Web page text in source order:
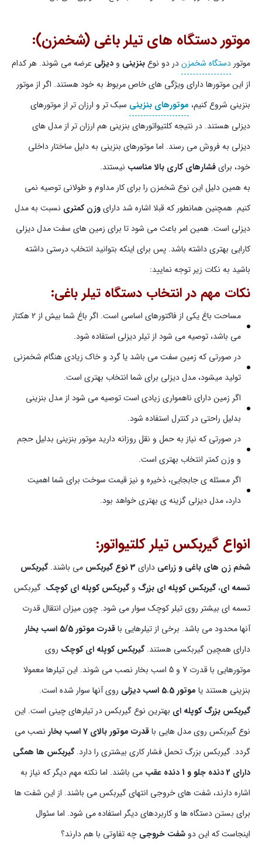
موتور دستگاه های تیلر باغی (شخمزن):
موتور دستگاه شخمزندر دو نوعبنزینی و دیزلی عرضه می شوند. هر کدام
از این موتورها دارای ویژگی های خاص مربوط به خود هستند. اگر از موتور
بنزینی شروع کنیم، موتورهای بنزینی سبک تر و ارزان تر از موتورهای
دیزلی هستند. در نتیجه کلتیواتورهای بنزینی هم ارزان تر از مدل های
دیزلی به فروش می رسند. اما موتورهای بنزینی به دلیل ساختار داخلی
خود، برایفشارهای کاری بالا مناسب نیستند.
به همین دلیل این نوع شخمزن را برای کار مداوم و طولانی توصیه نمی
کنیم. همچنین همانطور که قبلا اشاره شد دارایوزن کمتری نسبت به مدل
دیزلی است. همین امر باعث می شود تا برای زمین های سفت مدل دیزلی
کارایی بهتری داشته باشد. پس برای اینکه بتوانید انتخاب درستی داشته
باشید به نکات زیر توجه نمایید:
نکات مهم در انتخاب دستگاه تیلر باغی:
مساحت باغ یکی از فاکتورهای اساسی است. اگر باغ شما بیش از 2 هکتار
می باشد، توصیه می شود از تیلر دیزلی استفاده شود.
در صورتی که زمین سفت می باشد یا گرد و خاک زیادی هنگام شخمزنی
تولید میشود، مدل دیزلی برای شما انتخاب بهتری است.
اگر زمین دارای ناهمواری زیادی است توصیه می شود از مدل بنزینی
بدلیل راحتی در کنترل استفاده شود.
در صورتی که نیاز به حمل و نقل روزانه دارید موتور بنزینی بدلیل حجم
و وزن کمتر انتخاب بهتری است.
اگر مسئله ی جابجایی، ذخیره و نیز قیمت سوخت برای شما اهمیت
دارد، مدل دیزلی گزینه ی بهتری خواهد بود.
انواع گیربکس تیلر کلتیواتور:
شخم زن های باغی و زراعی دارای می باشند.گیربکس
تسمه ای،گیربکس کوپله ای بزرگ وگیربکس کوپله ای کوچک. گیربکس
تسمه ای بیشتر روی تیلر کوچک سوار می شود. چون میزان انتقال قدرت
آنها محدود می باشد. برخی از تیلرهایی باقدرت موتور 5/5 اسب بخار
دارای همچین گیربکسی هستند.گیربکس کوپله ای کوچک روی
موتورهایی با قدرت 7 و 5 اسب بخار نصب می شوند. این تیلرها معمولا
بنزینی هستند یا موتور 5.5 اسب دیزلی
روی آنها سوار شده است.
گیربکس بزرگ کوپله ای بهترین نوع گیربکس در تیلرهای چینی است. این
نوع گیربکس روی مدل هایی باقدرت موتور بالای 7 اسب بخار
نصب می
گردد. گیربکس بزرگ تحمل فشار کاری بیشتری را دارد.گیربکس ها همگی
دارای 2 دنده جلو و 1 دنده عقب
می باشند. اما نکته مهم دیگر که نیاز به
اشاره دارند، شفت های خروجی انتهای گیربکس می باشند. از این شفت ها
برای بستن دستگاه ها و کاربردهای دیگر استفاده می شود. اما سئوال
اینجاست که این دو شفت خروجی چه تفاوتی با هم دارند؟